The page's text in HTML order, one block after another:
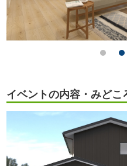
イベントの内容・みどこ